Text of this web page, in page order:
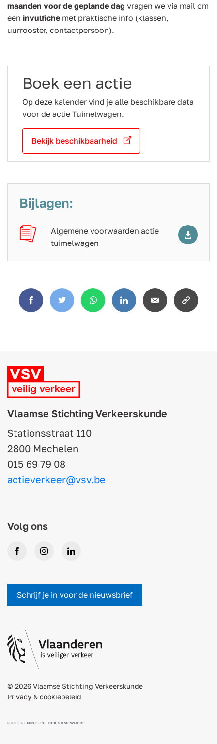
maanden voor de geplande dag vragen we via mail om
een invulfiche met praktische info (klassen,
uurrooster, contactpersoon).
Boek een actie
Op deze kalender vind je alle beschikbare data
voor de actie Tuimelwagen.
Bekijk beschikbaarheid
Bijlagen:
Algemene voorwaarden actie
tuimelwagen
FacebookTwitter WhatsAppLinkedInEmail
Copy
Vlaamse Stichting Verkeerskunde
Stationsstraat 110
2800 Mechelen
015 69 79 08
actieverkeer@vsv.be
Volg ons
FacebookInstagramLinkedIn
Schrijf je in voor de nieuwsbrief
© 2026 Vlaamse Stichting Verkeerskunde
Privacy & cookiebeleid